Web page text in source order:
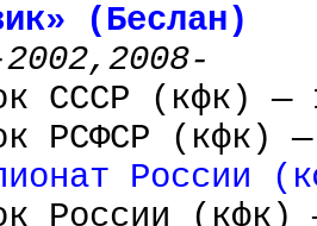
(Беслан)
2002,2008-
СССР (кфк) —
РСФСР (кфк)
России
России